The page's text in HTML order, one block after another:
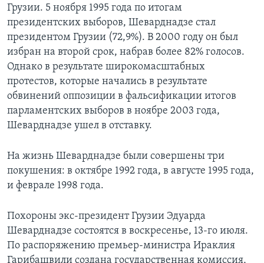
Грузии. 5 ноября 1995 года по итогам
президентских выборов, Шеварднадзе стал
президентом Грузии (72,9%). В 2000 году он был
избран на второй срок, набрав более 82% голосов.
Однако в результате широкомасштабных
протестов, которые начались в результате
обвинений оппозиции в фальсификации итогов
парламентских выборов в ноябре 2003 года,
Шеварднадзе ушел в отставку.
На жизнь Шеварднадзе были совершены три
покушения: в октябре 1992 года, в августе 1995 года,
и феврале 1998 года.
Похороны экс-президент Грузии Эдуарда
Шеварднадзе состоятся в воскресенье, 13-го июля.
По распоряжению премьер-министра Ираклия
Гарибашвили создана государственная комиссия,